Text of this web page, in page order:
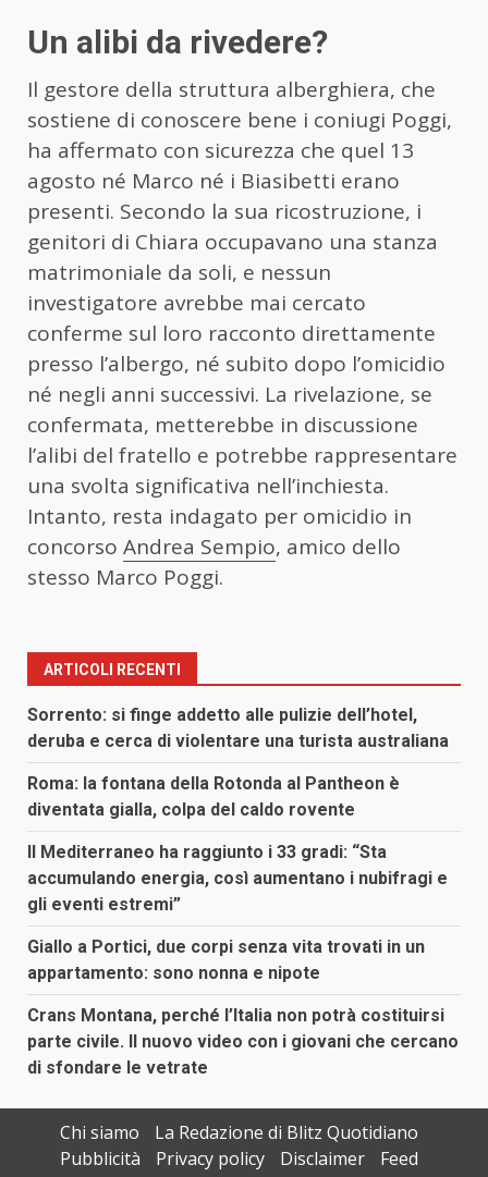
Un alibi da rivedere?
Il gestore della struttura alberghiera, che
sostiene di conoscere bene i coniugi Poggi,
ha affermato con sicurezza che quel 13
agosto né Marco né i Biasibetti erano
presenti. Secondo la sua ricostruzione, i
genitori di Chiara occupavano una stanza
matrimoniale da soli, e nessun
investigatore avrebbe mai cercato
conferme sul loro racconto direttamente
presso l’albergo, né subito dopo l’omicidio
né negli anni successivi. La rivelazione, se
confermata, metterebbe in discussione
l’alibi del fratello e potrebbe rappresentare
una svolta significativa nell’inchiesta.
Intanto, resta indagato per omicidio in
concorso Andrea Sempio, amico dello
stesso Marco Poggi.
ARTICOLI RECENTI
Sorrento: si finge addetto alle pulizie dell’hotel,
deruba e cerca di violentare una turista australiana
Roma: la fontana della Rotonda al Pantheon è
diventata gialla, colpa del caldo rovente
Il Mediterraneo ha raggiunto i 33 gradi: “Sta
accumulando energia, così aumentano i nubifragi e
gli eventi estremi”
Giallo a Portici, due corpi senza vita trovati in un
appartamento: sono nonna e nipote
Crans Montana, perché l’Italia non potrà costituirsi
parte civile. Il nuovo video con i giovani che cercano
di sfondare le vetrate
Chi siamo
La Redazione di Blitz Quotidiano
Pubblicità
Privacy policy Disclaimer Feed